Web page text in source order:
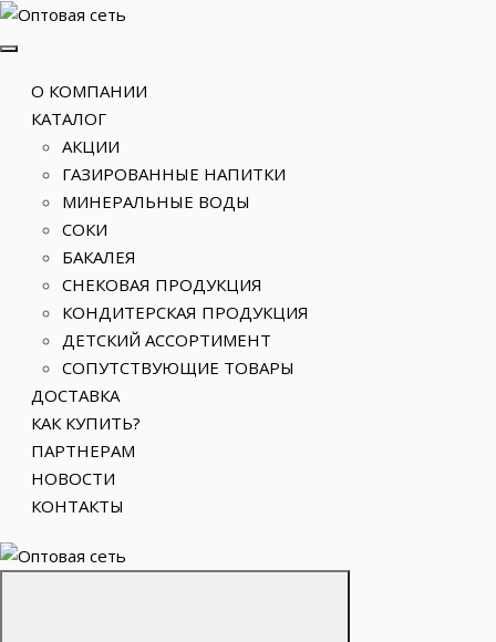
О КОМПАНИИ
КАТАЛОГ
АКЦИИ
ГАЗИРОВАННЫЕ НАПИТКИ
МИНЕРАЛЬНЫЕ ВОДЫ
СОКИ
БАКАЛЕЯ
СНЕКОВАЯ ПРОДУКЦИЯ
КОНДИТЕРСКАЯ ПРОДУКЦИЯ
ДЕТСКИЙ АССОРТИМЕНТ
СОПУТСТВУЮЩИЕ ТОВАРЫ
ДОСТАВКА
КАК КУПИТЬ?
ПАРТНЕРАМ
НОВОСТИ
КОНТАКТЫ